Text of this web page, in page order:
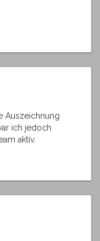
Auszeichnung
ich jedoch
aktiv.